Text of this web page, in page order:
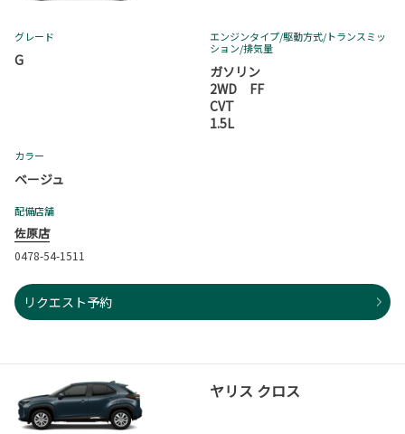
グレード
G
エンジンタイプ/駆動方式/トランスミッ
ション/排気量
ガソリン
2WD FF
CVT
1.5L
カラー
ベージュ
配備店舗
佐原店
0478-54-1511
リクエスト予約
ヤリス クロス